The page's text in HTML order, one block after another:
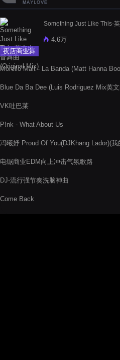
夜店商业舞
曲
Something Just Like This-
4.6万
Morello Malt - La Banda (Matt Hanna
Blue Da Ba Dee (Luis Rodriguez Mix英
VK吐巴莱
P!nk - What About Us
冯曦妤 Proud Of You(DJKhang Lador)(
电锯商业EDM向上冲击气氛歌路
DJ-流行强节奏洗脑神曲
Come Back